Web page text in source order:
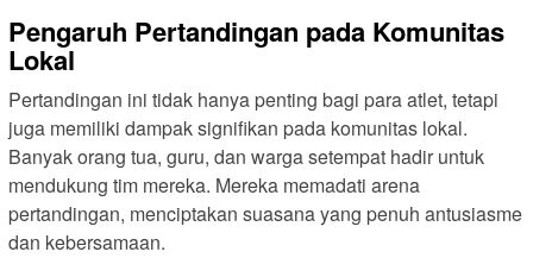
Pengaruh Pertandingan pada Komunitas
Lokal
Pertandingan ini tidak hanya penting bagi para atlet, tetapi
juga memiliki dampak signifikan pada komunitas lokal.
Banyak orang tua, guru, dan warga setempat hadir untuk
mendukung tim mereka. Mereka memadati arena
pertandingan, menciptakan suasana yang penuh antusiasme
dan kebersamaan.